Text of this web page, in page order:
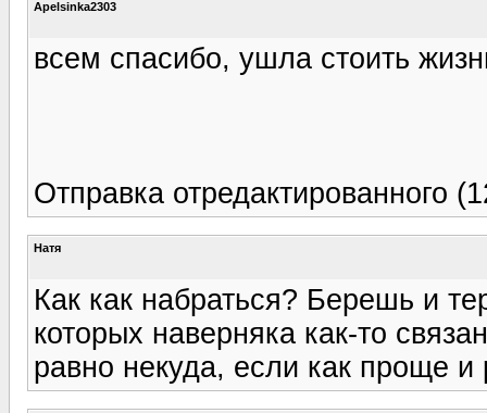
Apelsinka2303
всем спасибо, ушла стоить
Отправка отредактированного
Натя
Как как набраться? Берешь и
которых наверняка как-то
равно некуда, если как проще